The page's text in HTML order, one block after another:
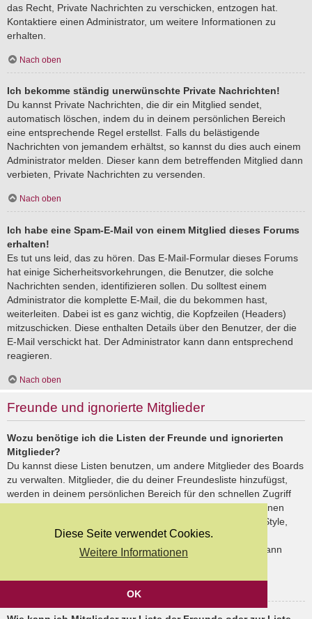
Diese Seite verwendet Cookies.
Weitere Informationen
OK
das Recht, Private Nachrichten zu verschicken, entzogen hat.
Kontaktiere einen Administrator, um weitere Informationen zu
erhalten.
Nach oben
Ich bekomme ständig unerwünschte Private Nachrichten!
Du kannst Private Nachrichten, die dir ein Mitglied sendet,
automatisch löschen, indem du in deinem persönlichen Bereich
eine entsprechende Regel erstellst. Falls du belästigende
Nachrichten von jemandem erhältst, so kannst du dies auch einem
Administrator melden. Dieser kann dem betreffenden Mitglied dann
verbieten, Private Nachrichten zu versenden.
Nach oben
Ich habe eine Spam-E-Mail von einem Mitglied dieses Forums
erhalten!
Es tut uns leid, das zu hören. Das E-Mail-Formular dieses Forums
hat einige Sicherheitsvorkehrungen, die Benutzer, die solche
Nachrichten senden, identifizieren sollen. Du solltest einem
Administrator die komplette E-Mail, die du bekommen hast,
weiterleiten. Dabei ist es ganz wichtig, die Kopfzeilen (Headers)
mitzuschicken. Diese enthalten Details über den Benutzer, der die
E-Mail verschickt hat. Der Administrator kann dann entsprechend
reagieren.
Nach oben
Freunde und ignorierte Mitglieder
Wozu benötige ich die Listen der Freunde und ignorierten
Mitglieder?
Du kannst diese Listen benutzen, um andere Mitglieder des Boards
zu verwalten. Mitglieder, die du deiner Freundesliste hinzufügst,
werden in deinem persönlichen Bereich für den schnellen Zugriff
aufgelistet. Du siehst dort deren Onlinestatus und kannst ihnen
schnell eine Private Nachricht senden. Abhängig von dem Style,
den du verwendest, können Beiträge deiner Freunde auch
hervorgehoben sein. Wenn du einen Benutzer ignorierst, dann